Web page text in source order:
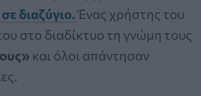
διαζύγιο.Ένας χρήστης του
στο διαδίκτυο τη γνώμη τους
και όλοι απάντησαν